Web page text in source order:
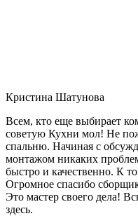
Кристина Шатунова
Всем, кто еще выбирает
советую Кухни мол! Не
спальню. Начиная с
монтажом никаких
быстро и качественно. К
Огромное спасибо
Это мастер своего дела!
здесь.